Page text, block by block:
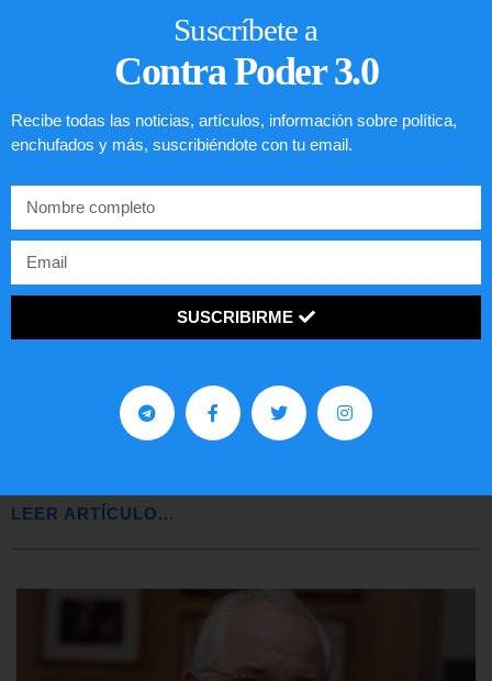
Preguntas frecuentes sobre la visa
LEER ARTÍCULO...
Suscríbete a
Contra Poder 3.0
Recibe todas las noticias, artículos, información sobre política,
enchufados y más, suscribiéndote con tu email.
SUSCRIBIRME